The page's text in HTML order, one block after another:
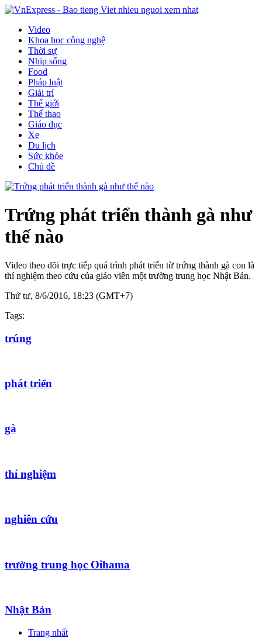
Video
Khoa học công nghệ
Thời sự
Nhịp sống
Food
Pháp luật
Giải trí
Thế giới
Thể thao
Giáo dục
Xe
Du lịch
Sức khỏe
Chủ đề
Trứng phát triển thành gà như
thế nào
Video theo dõi trực tiếp quá trình phát triển từ trứng thành gà con là
thí nghiệm theo cứu của giáo viên một trường trung học Nhật Bản.
Thứ tư, 8/6/2016, 18:23 (GMT+7)
Tags:
trúng
phát triển
gà
thí nghiệm
nghiên cứu
trường trung học Oihama
Nhật Bản
Trang nhất